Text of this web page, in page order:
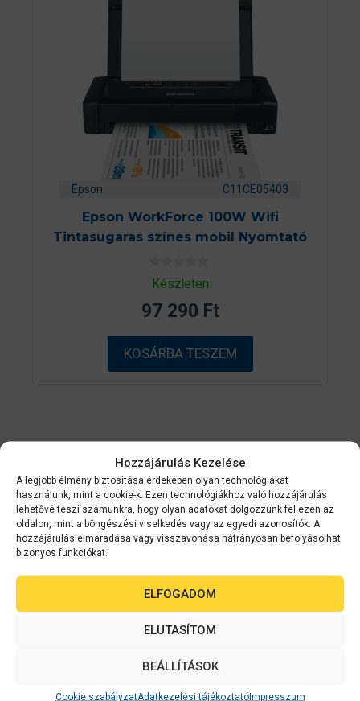
Hozzájárulás Kezelése
A legjobb élmény biztosítása érdekében olyan technológiákat
használunk, mint a cookie-k. Ezen technológiákhoz való hozzájárulás
lehetővé teszi számunkra, hogy olyan adatokat dolgozzunk fel ezen az
oldalon, mint a böngészési viselkedés vagy az egyedi azonosítók. A
hozzájárulás elmaradása vagy visszavonása hátrányosan befolyásolhat
bizonyos funkciókat.
ELFOGADOM
ELUTASÍTOM
BEÁLLÍTÁSOK
Cookie szabályzatAdatkezelési tájékoztatóImpresszum
Epson C11CE05403
Epson WorkForce 100W Wifi
Tintasugaras színes mobil Nyomtató
0
a
5
b
ő
l
Készleten
97 290 Ft
KOSÁRBA TESZEM
Kapcsolódó
termékek